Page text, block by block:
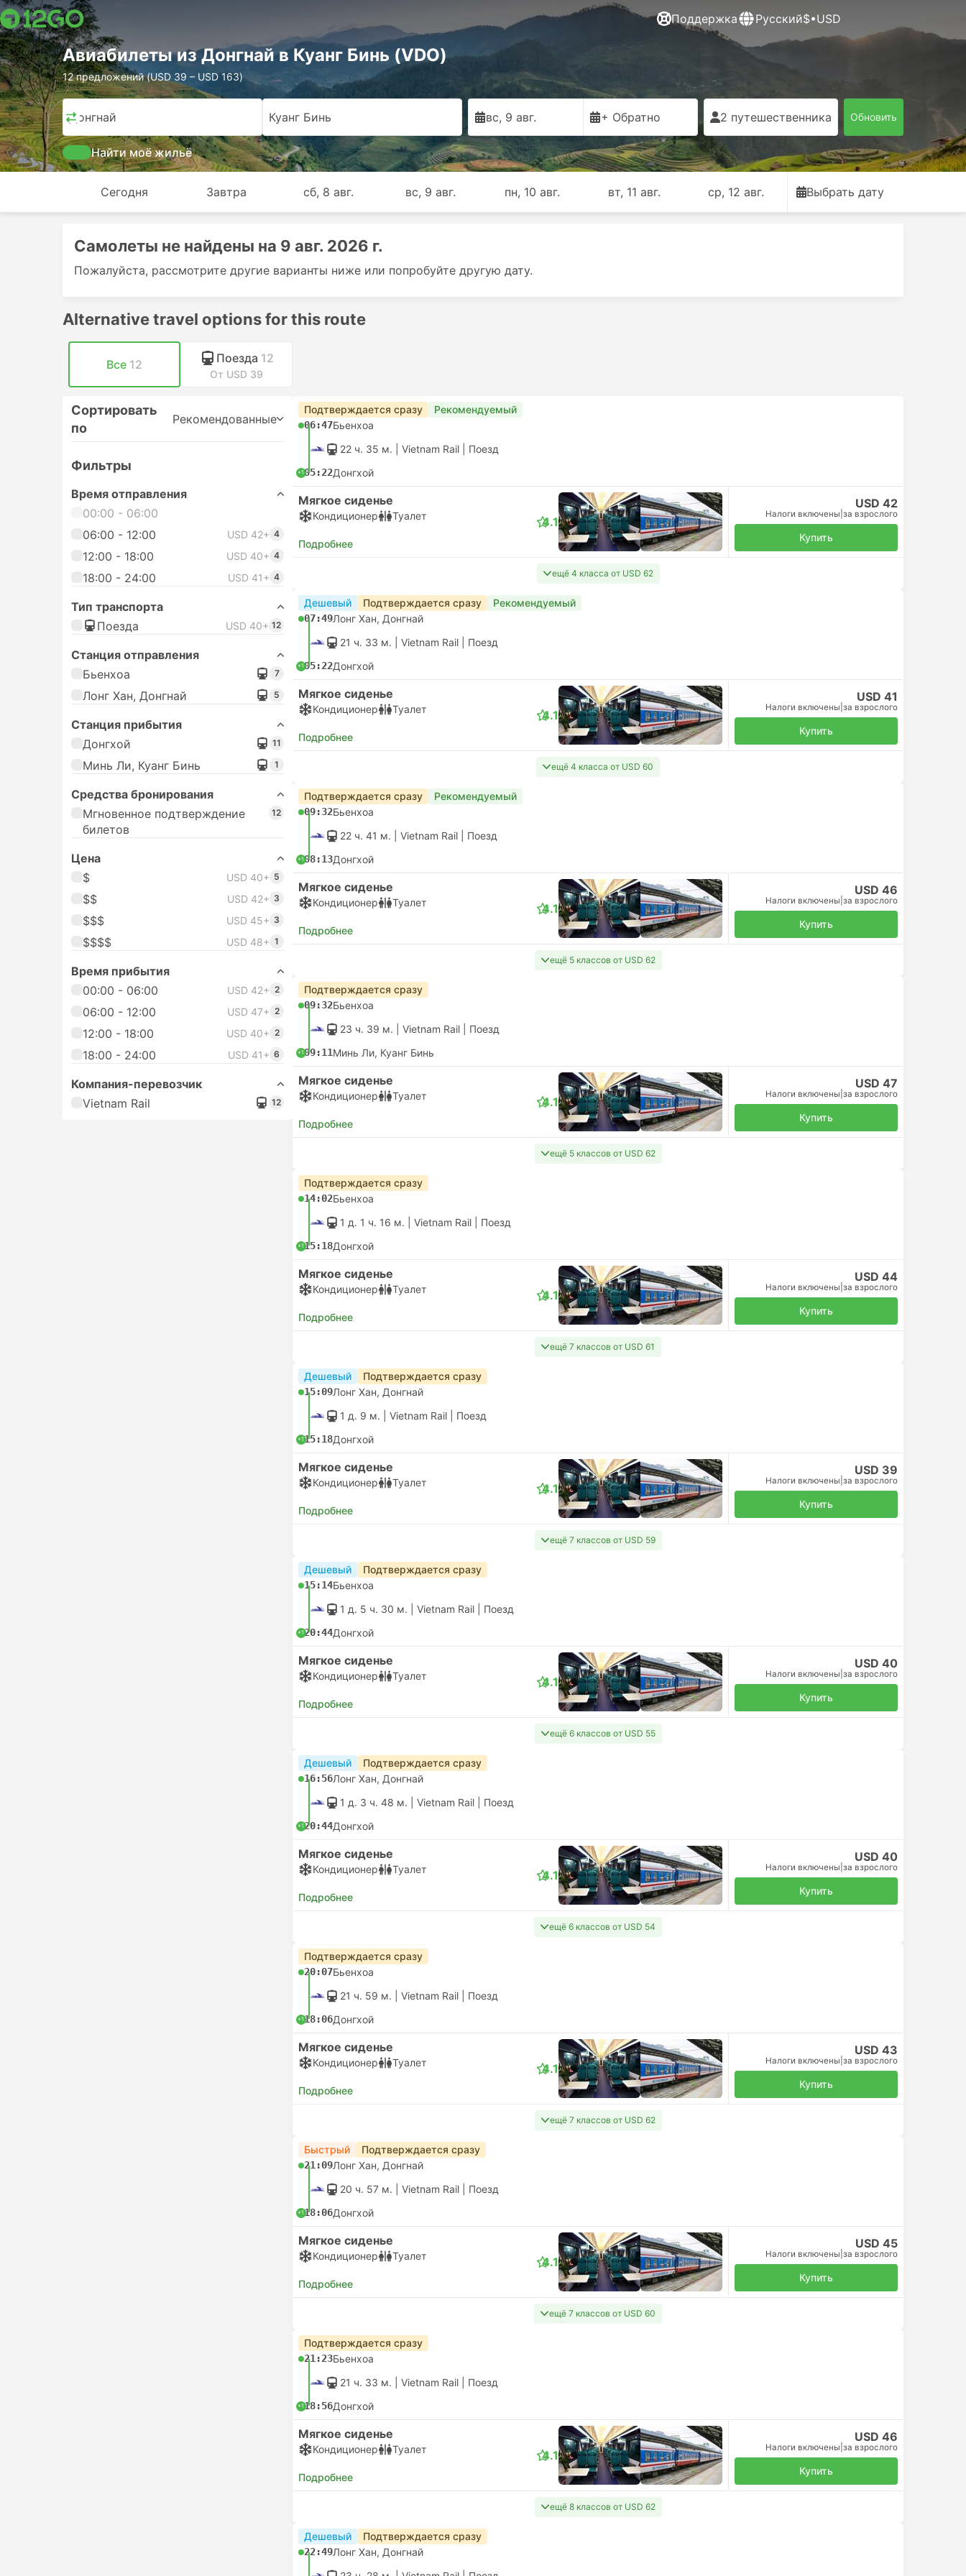
Поддержка Русский$•USD
Авиабилеты из Донгнай в Куанг Бинь (VDO)
12 предложений (USD 39 – USD 163)
Донгнай Куанг Бинь вс, 9 авг. + Обратно 2 путешественника Обновить
Найти моё жильё
Сегодня Завтра сб, 8 авг. вс, 9 авг. пн, 10 авг. вт, 11 авг. ср, 12 авг. Выбрать дату
Самолеты не найдены на 9 авг. 2026 г.
Пожалуйста, рассмотрите другие варианты ниже или попробуйте другую дату.
Alternative travel options for this route
Все 12 Поезда 12
От USD 39
Сортировать
по
Рекомендованные
Фильтры
Время отправления
00:00 - 06:00
06:00 - 12:00
USD 42+ 4
12:00 - 18:00 USD 40+ 4
18:00 - 24:00 USD 41+ 4
Тип транспорта
Поезда
USD 40+ 12
Станция отправления
Бьенхоа
7
Лонг Хан, Донгнай 5
Станция прибытия
Донгхой
11
Минь Ли, Куанг Бинь 1
Средства бронирования
Мгновенное подтверждение
билетов
12
Цена
$
USD 40+ 5
$$ USD 42+ 3
$$$ USD 45+ 3
$$$$ USD 48+ 1
Время прибытия
00:00 - 06:00
USD 42+ 2
06:00 - 12:00 USD 47+ 2
12:00 - 18:00 USD 40+ 2
18:00 - 24:00 USD 41+ 6
Компания-перевозчик
Vietnam Rail
12
Подтверждается сразу Рекомендуемый
06:47Бьенхоа
22 ч. 35 м. | Vietnam Rail Поезд
+105:22Донгхой
Мягкое сиденье
Кондиционер Туалет
Подробнее
4.1
USD 42
Налоги включены за взрослого
Купить
ещё 4 класса от USD 62
Дешевый Подтверждается сразу Рекомендуемый
07:49Лонг Хан, Донгнай
21 ч. 33 м. | Vietnam Rail Поезд
+105:22Донгхой
Мягкое сиденье
Кондиционер Туалет
Подробнее
4.1
USD 41
Налоги включены за взрослого
Купить
ещё 4 класса от USD 60
Подтверждается сразу Рекомендуемый
09:32Бьенхоа
22 ч. 41 м. | Vietnam Rail Поезд
+108:13Донгхой
Мягкое сиденье
Кондиционер Туалет
Подробнее
4.1
USD 46
Налоги включены за взрослого
Купить
ещё 5 классов от USD 62
Подтверждается сразу
09:32Бьенхоа
23 ч. 39 м. | Vietnam Rail Поезд
+109:11Минь Ли, Куанг Бинь
Мягкое сиденье
Кондиционер Туалет
Подробнее
4.1
USD 47
Налоги включены за взрослого
Купить
ещё 5 классов от USD 62
Подтверждается сразу
14:02Бьенхоа
1 д. 1 ч. 16 м. | Vietnam Rail Поезд
+115:18Донгхой
Мягкое сиденье
Кондиционер Туалет
Подробнее
4.1
USD 44
Налоги включены за взрослого
Купить
ещё 7 классов от USD 61
Дешевый Подтверждается сразу
15:09Лонг Хан, Донгнай
1 д. 9 м. | Vietnam Rail Поезд
+115:18Донгхой
Мягкое сиденье
Кондиционер Туалет
Подробнее
4.1
USD 39
Налоги включены за взрослого
Купить
ещё 7 классов от USD 59
Дешевый Подтверждается сразу
15:14Бьенхоа
1 д. 5 ч. 30 м. | Vietnam Rail Поезд
+120:44Донгхой
Мягкое сиденье
Кондиционер Туалет
Подробнее
4.1
USD 40
Налоги включены за взрослого
Купить
ещё 6 классов от USD 55
Дешевый Подтверждается сразу
16:56Лонг Хан, Донгнай
1 д. 3 ч. 48 м. | Vietnam Rail Поезд
+120:44Донгхой
Мягкое сиденье
Кондиционер Туалет
Подробнее
4.1
USD 40
Налоги включены за взрослого
Купить
ещё 6 классов от USD 54
Подтверждается сразу
20:07Бьенхоа
21 ч. 59 м. | Vietnam Rail Поезд
+118:06Донгхой
Мягкое сиденье
Кондиционер Туалет
Подробнее
4.1
USD 43
Налоги включены за взрослого
Купить
ещё 7 классов от USD 62
Быстрый Подтверждается сразу
21:09Лонг Хан, Донгнай
20 ч. 57 м. | Vietnam Rail Поезд
+118:06Донгхой
Мягкое сиденье
Кондиционер Туалет
Подробнее
4.1
USD 45
Налоги включены за взрослого
Купить
ещё 7 классов от USD 60
Подтверждается сразу
21:23Бьенхоа
21 ч. 33 м. | Vietnam Rail Поезд
+118:56Донгхой
Мягкое сиденье
Кондиционер Туалет
Подробнее
4.1
USD 46
Налоги включены за взрослого
Купить
ещё 8 классов от USD 62
Дешевый Подтверждается сразу
22:49Лонг Хан, Донгнай